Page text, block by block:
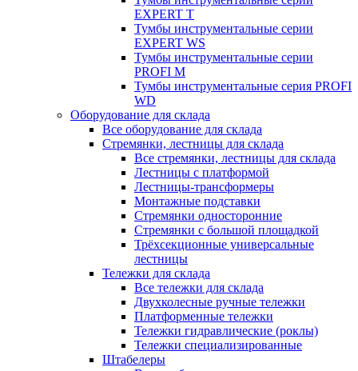
EXPERT T
Тумбы инструментальные серии
EXPERT WS
Тумбы инструментальные серии
PROFI M
Тумбы инструментальные серия PROFI
WD
Оборудование для склада
Все оборудование для склада
Стремянки, лестницы для склада
Все стремянки, лестницы для склада
Лестницы с платформой
Лестницы-трансформеры
Монтажные подставки
Стремянки односторонние
Стремянки с большой площадкой
Трёхсекционные универсальные
лестницы
Тележки для склада
Все тележки для склада
Двухколесные ручные тележки
Платформенные тележки
Тележки гидравлические (роклы)
Тележки специализированные
Штабелеры